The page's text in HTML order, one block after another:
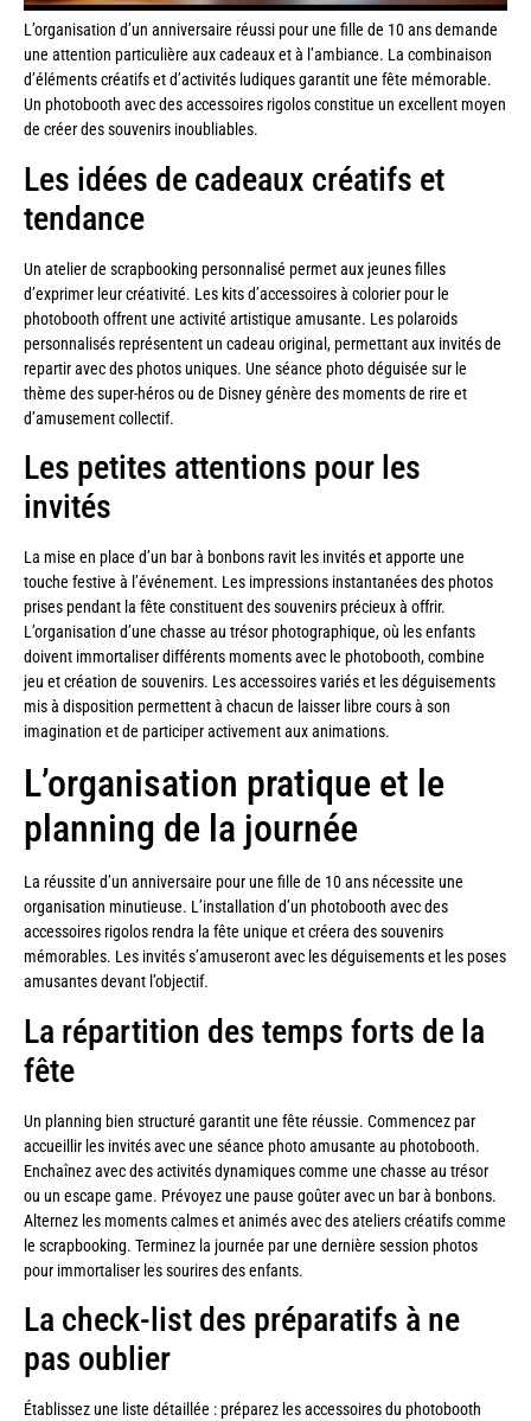
L’organisation d’un anniversaire réussi pour une fille de 10 ans demande
une attention particulière aux cadeaux et à l’ambiance. La combinaison
d’éléments créatifs et d’activités ludiques garantit une fête mémorable.
Un photobooth avec des accessoires rigolos constitue un excellent moyen
de créer des souvenirs inoubliables.
Les idées de cadeaux créatifs et
tendance
Un atelier de scrapbooking personnalisé permet aux jeunes filles
d’exprimer leur créativité. Les kits d’accessoires à colorier pour le
photobooth offrent une activité artistique amusante. Les polaroids
personnalisés représentent un cadeau original, permettant aux invités de
repartir avec des photos uniques. Une séance photo déguisée sur le
thème des super-héros ou de Disney génère des moments de rire et
d’amusement collectif.
Les petites attentions pour les
invités
La mise en place d’un bar à bonbons ravit les invités et apporte une
touche festive à l’événement. Les impressions instantanées des photos
prises pendant la fête constituent des souvenirs précieux à offrir.
L’organisation d’une chasse au trésor photographique, où les enfants
doivent immortaliser différents moments avec le photobooth, combine
jeu et création de souvenirs. Les accessoires variés et les déguisements
mis à disposition permettent à chacun de laisser libre cours à son
imagination et de participer activement aux animations.
L’organisation pratique et le
planning de la journée
La réussite d’un anniversaire pour une fille de 10 ans nécessite une
organisation minutieuse. L’installation d’un photobooth avec des
accessoires rigolos rendra la fête unique et créera des souvenirs
mémorables. Les invités s’amuseront avec les déguisements et les poses
amusantes devant l’objectif.
La répartition des temps forts de la
fête
Un planning bien structuré garantit une fête réussie. Commencez par
accueillir les invités avec une séance photo amusante au photobooth.
Enchaînez avec des activités dynamiques comme une chasse au trésor
ou un escape game. Prévoyez une pause goûter avec un bar à bonbons.
Alternez les moments calmes et animés avec des ateliers créatifs comme
le scrapbooking. Terminez la journée par une dernière session photos
pour immortaliser les sourires des enfants.
La check-list des préparatifs à ne
pas oublier
Établissez une liste détaillée : préparez les accessoires du photobooth